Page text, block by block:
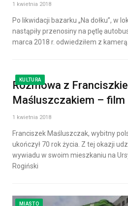
1 kwietnia 2018
Po likwidacji bazarku „Na dołku”, w
nastąpiły przenosiny na pętlę
marca 2018 r. odwiedziłem z kamerą…
KULTURA
Rozmowa z
Maśluszczakiem – film
1 kwietnia 2018
Franciszek Maśluszczak, wybitny
ukończył 70 rok życia. Z tej okazji
wywiadu w swoim mieszkaniu na
Rogiński
MIASTO